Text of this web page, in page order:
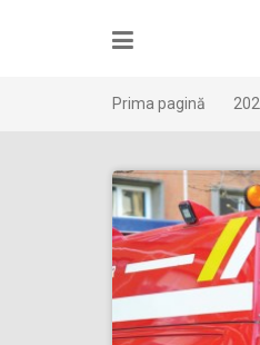
Prima pagină